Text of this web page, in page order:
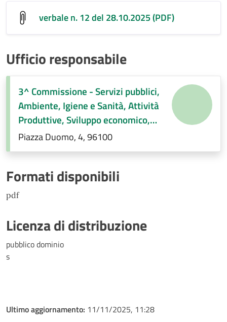
verbale n. 12 del 28.10.2025 (PDF)
Ufficio responsabile
3^ Commissione - Servizi pubblici,
Ambiente, Igiene e Sanità, Attività
Produttive, Sviluppo economico,
Regolamenti di competenza.
Piazza Duomo, 4, 96100
Formati disponibili
pdf
Licenza di distribuzione
pubblico dominio
s
Ultimo aggiornamento: 11/11/2025, 11:28